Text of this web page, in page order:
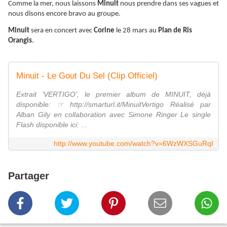
Comme la mer, nous laissons Minuit nous prendre dans ses vagues et
nous disons encore bravo au groupe.
Minuit sera en concert avec Corine le 28 mars au Plan de Ris
Orangis.
Minuit - Le Gout Du Sel (Clip Officiel)
Extrait 'VERTIGO', le premier album de MINUIT, déjà
disponible: ☞ http://smarturl.it/MinuitVertigo Réalisé par
Alban Gily en collaboration avec Simone Ringer Le single
Flash disponible ici: ...
http://www.youtube.com/watch?v=6WzWXSGuRqI
Partager